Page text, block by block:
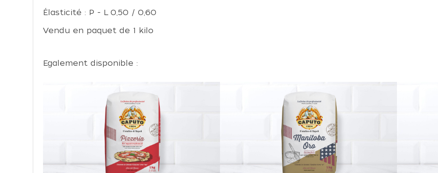
Élasticité : P - L 0,50 / 0,60
Vendu en paquet de 1 kilo
Egalement disponible :